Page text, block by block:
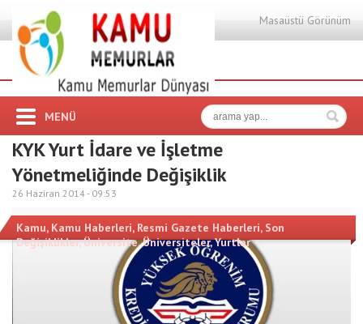
Masaüstü Görünüm
MENÜ
KYK Yurt İdare ve İşletme
Yönetmeliğinde Değişiklik
26 Haziran 2014 - 09:53
Kamu, Kamu Haberleri, Resmi Gazete Haberleri, Son
Değişiklikler,Üniversite,Üniversiteler,Yurtlar